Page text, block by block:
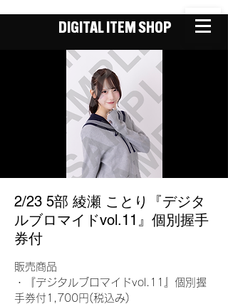
DIGITAL ITEM SHOP
2/23 5部 綾瀬 ことり『デジタ
ルブロマイドvol.11』個別握手
券付
販売商品
・『デジタルブロマイドvol.11』個別握
手券付1,700円(税込み)